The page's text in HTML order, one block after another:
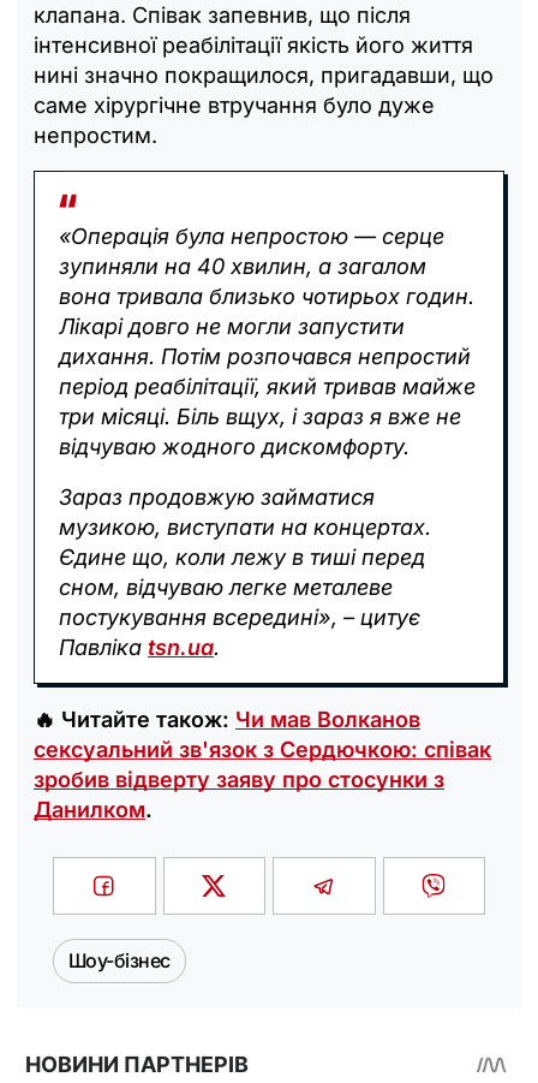
клапана. Співак запевнив, що після
інтенсивної реабілітації якість його життя
нині значно покращилося, пригадавши, що
саме хірургічне втручання було дуже
непростим.
«Операція була непростою — серце
зупиняли на 40 хвилин, а загалом
вона тривала близько чотирьох годин.
Лікарі довго не могли запустити
дихання. Потім розпочався непростий
період реабілітації, який тривав майже
три місяці. Біль вщух, і зараз я вже не
відчуваю жодного дискомфорту.
Зараз продовжую займатися
музикою, виступати на концертах.
Єдине що, коли лежу в тиші перед
сном, відчуваю легке металеве
постукування всередині», – цитує
Павліка tsn.ua.
🔥 Читайте також: Чи мав Волканов
сексуальний зв'язок з Сердючкою: співак
зробив відверту заяву про стосунки з
Данилком.
Шоу-бізнес